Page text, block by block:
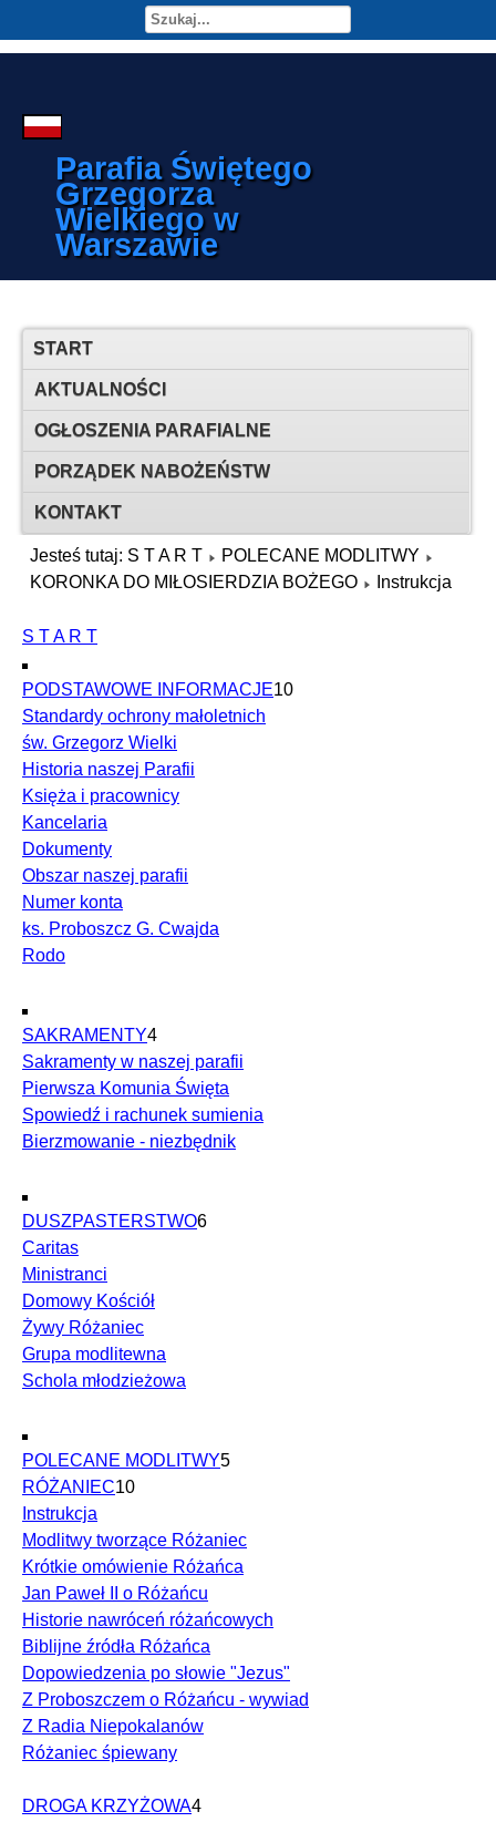
Parafia Świętego
Grzegorza
Wielkiego w
Warszawie
START
AKTUALNOŚCI
OGŁOSZENIA PARAFIALNE
PORZĄDEK NABOŻEŃSTW
KONTAKT
Jesteś tutaj: S T A R T
POLECANE MODLITWY
KORONKA DO MIŁOSIERDZIA BOŻEGO
Instrukcja
S T A R T
PODSTAWOWE INFORMACJE10
Standardy ochrony małoletnich
św. Grzegorz Wielki
Historia naszej Parafii
Księża i pracownicy
Kancelaria
Dokumenty
Obszar naszej parafii
Numer konta
ks. Proboszcz G. Cwajda
Rodo
SAKRAMENTY4
Sakramenty w naszej parafii
Pierwsza Komunia Święta
Spowiedź i rachunek sumienia
Bierzmowanie - niezbędnik
DUSZPASTERSTWO6
Caritas
Ministranci
Domowy Kościół
Żywy Różaniec
Grupa modlitewna
Schola młodzieżowa
POLECANE MODLITWY5
RÓŻANIEC10
Instrukcja
Modlitwy tworzące Różaniec
Krótkie omówienie Różańca
Jan Paweł II o Różańcu
Historie nawróceń różańcowych
Biblijne źródła Różańca
Dopowiedzenia po słowie "Jezus"
Z Proboszczem o Różańcu - wywiad
Z Radia Niepokalanów
Różaniec śpiewany
DROGA KRZYŻOWA4